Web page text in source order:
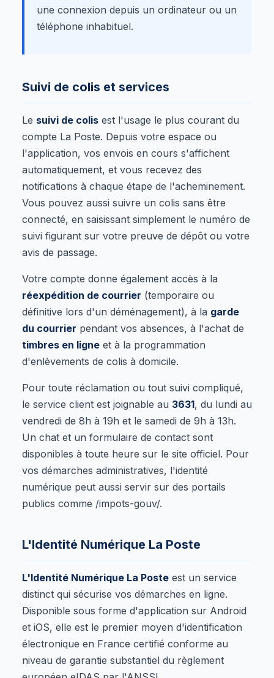
une connexion depuis un ordinateur ou un
téléphone inhabituel.
Suivi de colis et services
Le suivi de colis est l'usage le plus courant du
compte La Poste. Depuis votre espace ou
l'application, vos envois en cours s'affichent
automatiquement, et vous recevez des
notifications à chaque étape de l'acheminement.
Vous pouvez aussi suivre un colis sans être
connecté, en saisissant simplement le numéro de
suivi figurant sur votre preuve de dépôt ou votre
avis de passage.
Votre compte donne également accès à la
réexpédition de courrier (temporaire ou
définitive lors d'un déménagement), à la garde
du courrier pendant vos absences, à l'achat de
timbres en ligne et à la programmation
d'enlèvements de colis à domicile.
Pour toute réclamation ou tout suivi compliqué,
le service client est joignable au 3631, du lundi au
vendredi de 8h à 19h et le samedi de 9h à 13h.
Un chat et un formulaire de contact sont
disponibles à toute heure sur le site officiel. Pour
vos démarches administratives, l'identité
numérique peut aussi servir sur des portails
publics comme /impots-gouv/.
L'Identité Numérique La Poste
L'Identité Numérique La Poste est un service
distinct qui sécurise vos démarches en ligne.
Disponible sous forme d'application sur Android
et iOS, elle est le premier moyen d'identification
électronique en France certifié conforme au
niveau de garantie substantiel du règlement